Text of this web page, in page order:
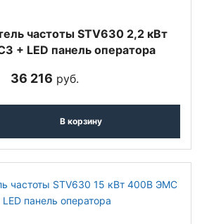
частоты STV630 2,2 кВт
+ LED панель оператора
36 216 руб.
В корзину